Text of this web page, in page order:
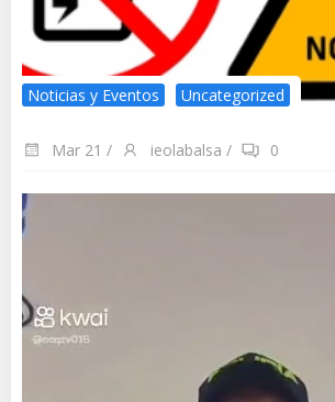
Noticias y Eventos Uncategorized
Mar 21 / ieolabalsa / 0